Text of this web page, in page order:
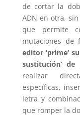
de cortar la
ADN en otra,
que permite
mutaciones de
editor ‘prime’
sustitución’
realizar
específicas,
letra y
que romper la